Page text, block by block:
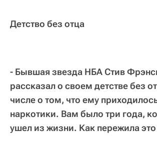
Детство без отца
- Бывшая звезда НБА Стив
рассказал о своем детстве без
числе о том, что ему
наркотики. Вам было три года,
ушел из жизни. Как пережила